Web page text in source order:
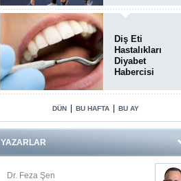
Beyin Sağlığını
Belirliyor
Diş Eti
Hastalıkları
Diyabet
Habercisi
Sağlığı Ve
Şeker
Yönlü Bağ
DÜN BU HAFTA BU AY
YAZARLAR
Dr. Feza Şen